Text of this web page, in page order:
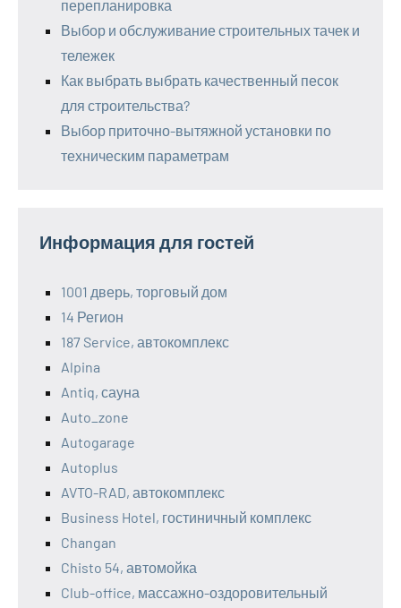
перепланировка
Выбор и обслуживание строительных тачек и
тележек
Как выбрать выбрать качественный песок
для строительства?
Выбор приточно-вытяжной установки по
техническим параметрам
Информация для гостей
1001 дверь, торговый дом
14 Регион
187 Service, автокомплекс
Alpina
Antiq, сауна
Auto_zone
Autogarage
Autoplus
AVTO-RAD, автокомплекс
Business Hotel, гостиничный комплекс
Changan
Chisto 54, автомойка
Club-office, массажно-оздоровительный